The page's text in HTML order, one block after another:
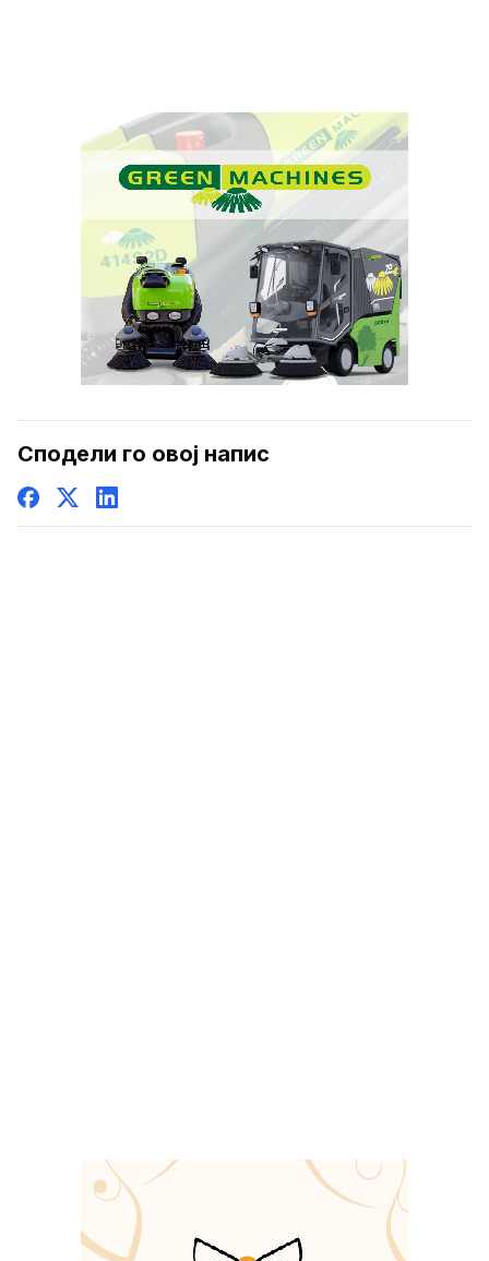
Сподели го овој напис